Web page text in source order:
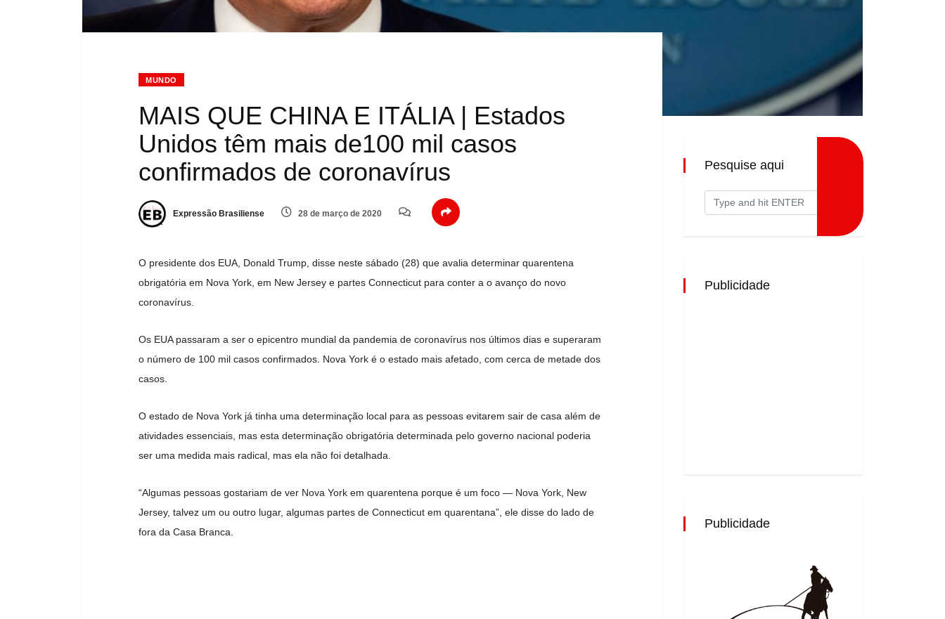
MUNDO
MAIS QUE CHINA E ITÁLIA | Estados
Unidos têm mais de100 mil casos
confirmados de coronavírus
Expressão Brasiliense 28 de março de 2020
O presidente dos EUA, Donald Trump, disse neste sábado (28) que avalia determinar quarentena
obrigatória em Nova York, em New Jersey e partes Connecticut para conter a o avanço do novo
coronavírus.
Os EUA passaram a ser o epicentro mundial da pandemia de coronavírus nos últimos dias e superaram
o número de 100 mil casos confirmados. Nova York é o estado mais afetado, com cerca de metade dos
casos.
O estado de Nova York já tinha uma determinação local para as pessoas evitarem sair de casa além de
atividades essenciais, mas esta determinação obrigatória determinada pelo governo nacional poderia
ser uma medida mais radical, mas ela não foi detalhada.
“Algumas pessoas gostariam de ver Nova York em quarentena porque é um foco — Nova York, New
Jersey, talvez um ou outro lugar, algumas partes de Connecticut em quarentana”, ele disse do lado de
fora da Casa Branca.
Pesquise aqui
Publicidade
Publicidade